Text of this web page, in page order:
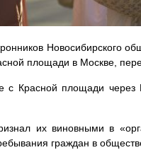
Новосибирского
площади в Москве,
Красной площади через
их виновными в
граждан в